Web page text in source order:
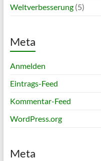
Weltverbesserung(5)
Meta
Anmelden
Eintrags-Feed
Kommentar-Feed
WordPress.org
Meta